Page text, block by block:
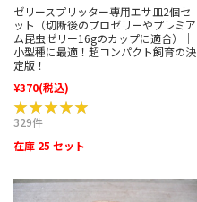
ゼリースプリッター専用エサ皿2個セ
ット（切断後のプロゼリーやプレミア
ム昆虫ゼリー16gのカップに適合）｜
小型種に最適！超コンパクト飼育の決
定版！
¥370(税込)
★★★★★
★★★★★
329件
在庫 25 セット